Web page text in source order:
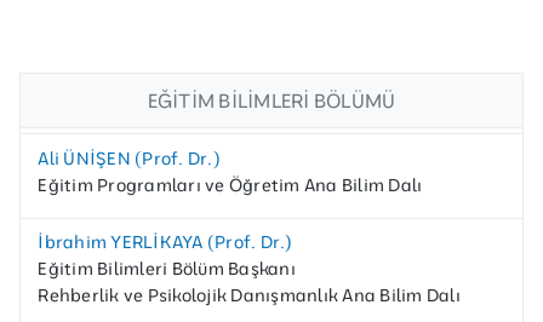
EĞITIM BILIMLERI BÖLÜMÜ
Ali ÜNİŞEN (Prof. Dr.)
Eğitim Programları ve Öğretim Ana Bilim Dalı
İbrahim YERLİKAYA (Prof. Dr.)
Eğitim Bilimleri Bölüm Başkanı
Rehberlik ve Psikolojik Danışmanlık Ana Bilim Dalı